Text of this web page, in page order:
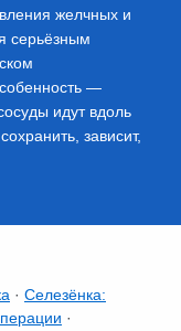
желчных и
серьёзным
—
идут вдоль
зависит,
· Селезёнка:
·